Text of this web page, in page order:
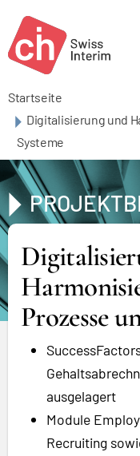
Startseite
Digitalisierung und
Systeme
Prozesse
ausgelagert
Module
Recruiting